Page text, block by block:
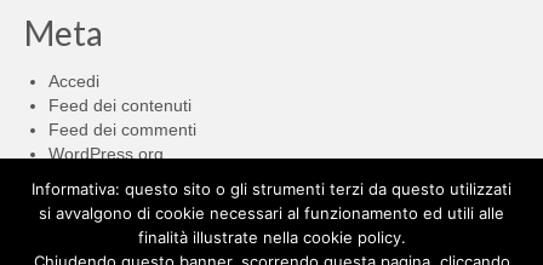
Meta
Accedi
Feed dei contenuti
Feed dei commenti
WordPress.org
Cerca:
Informativa: questo sito o gli strumenti terzi da questo utilizzati
si avvalgono di cookie necessari al funzionamento ed utili alle
finalità illustrate nella cookie policy.